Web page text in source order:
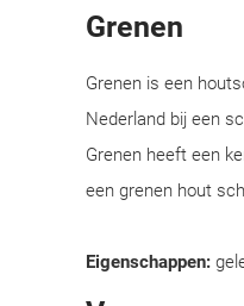
Grenen
Grenen is een
Nederland bij een
Grenen heeft een
een grenen hout
Eigenschappen: